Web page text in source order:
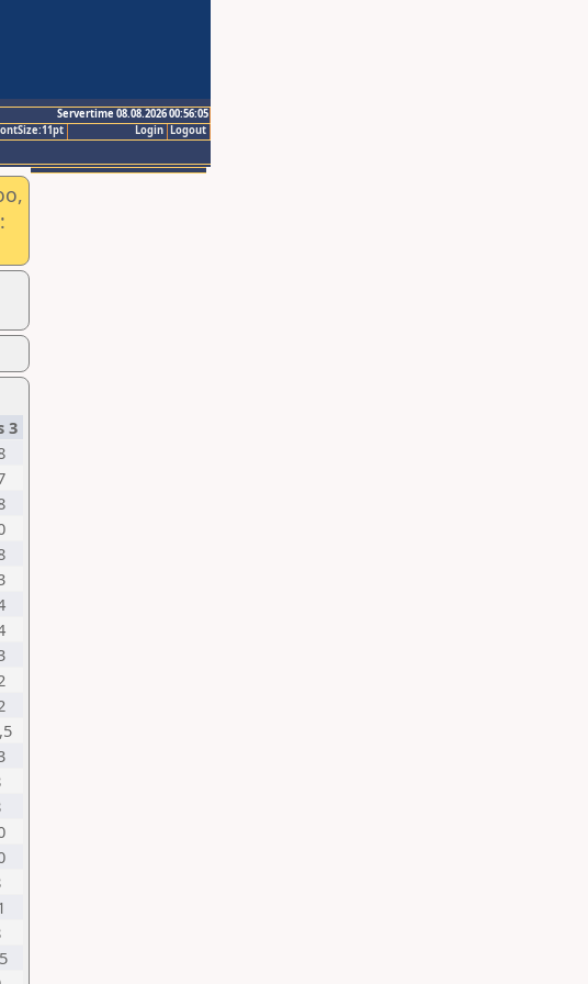
Servertime 08.08.2026 00:56:05
Logout
Login
3